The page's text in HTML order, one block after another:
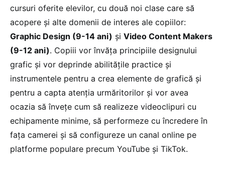
cursuri oferite elevilor, cu două noi clase care să
acopere și alte domenii de interes ale copiilor:
Graphic Design (9-14 ani) și Video Content Makers
(9-12 ani). Copiii vor învăța principiile designului
grafic și vor deprinde abilitățile practice și
instrumentele pentru a crea elemente de grafică și
pentru a capta atenția urmăritorilor și vor avea
ocazia să învețe cum să realizeze videoclipuri cu
echipamente minime, să performeze cu încredere în
fața camerei și să configureze un canal online pe
platforme populare precum YouTube și TikTok.